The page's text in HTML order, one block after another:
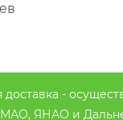
-
ЯНАО и